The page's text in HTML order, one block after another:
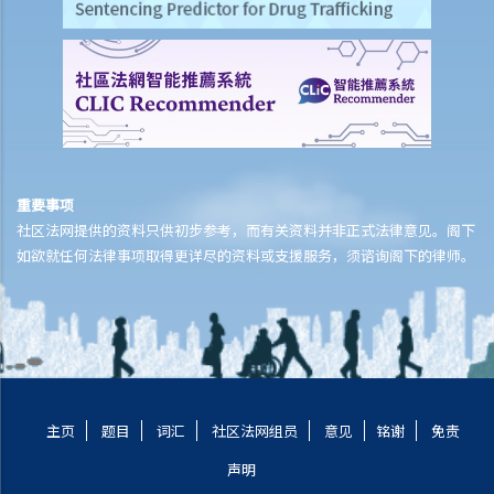
重要事项
社区法网提供的资料只供初步参考，而有关资料并非正式法律意见。阁下
如欲就任何法律事项取得更详尽的资料或支援服务，须谘询阁下的律师。
主页 题目 词汇 社区法网组员 意见 铭谢
免责
声明